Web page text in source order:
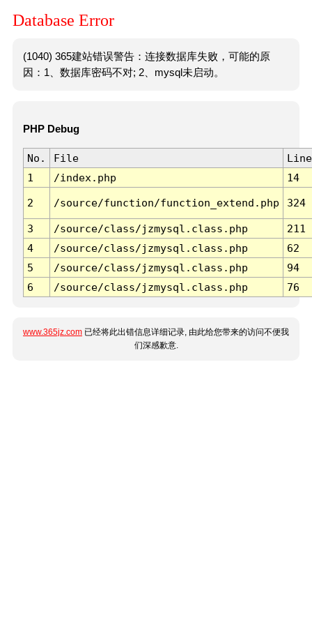
Database Error
(1040) 365建站错误警告：连接数据库失败，可能的原
因：1、数据库密码不对; 2、mysql未启动。
PHP Debug
No. File
Line
1
/index.php 14
2 /source/function/function_extend.php 324
3 /source/class/jzmysql.class.php
211
4
/source/class/jzmysql.class.php
62
5
/source/class/jzmysql.class.php
94
6
/source/class/jzmysql.class.php 76
www.365jz.com 已经将此出错信息详细记录, 由此给您带来的访问不便我
们深感歉意.